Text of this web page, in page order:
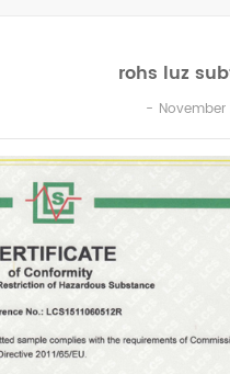
rohs luz
November